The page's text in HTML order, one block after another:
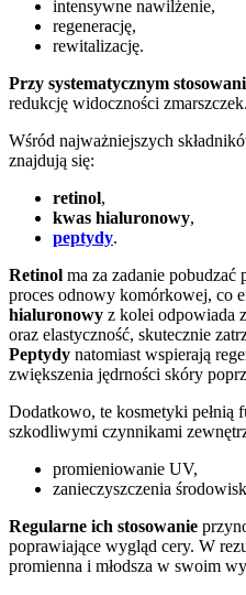
intensywne nawilżenie,
regenerację,
rewitalizację.
Przy systematycznym
redukcję widoczności zmarszczek.
Wśród najważniejszych
znajdują się:
retinol,
kwas hialuronowy,
peptydy.
Retinol ma za zadanie pobudzać
proces odnowy komórkowej, co
hialuronowy z kolei odpowiada
oraz elastyczność, skutecznie
Peptydy natomiast wspierają
zwiększenia jędrności skóry
Dodatkowo, te kosmetyki pełnią
szkodliwymi czynnikami
promieniowanie UV,
zanieczyszczenia
Regularne ich stosowanie
poprawiające wygląd cery. W
promienna i młodsza w swoim